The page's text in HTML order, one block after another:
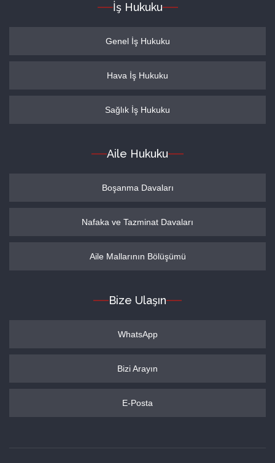
İş Hukuku
Genel İş Hukuku
Hava İş Hukuku
Sağlık İş Hukuku
Aile Hukuku
Boşanma Davaları
Nafaka ve Tazminat Davaları
Aile Mallarının Bölüşümü
Bize Ulaşın
WhatsApp
Bizi Arayın
E-Posta